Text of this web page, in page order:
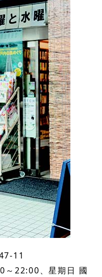
11
～22:00、星期日 國